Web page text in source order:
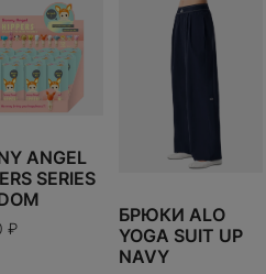
ANGEL
SERIES
₽
БРЮКИ ALO
YOGA SUIT UP
NAVY
6.5
7
8.5
10.5
12.5
будет узнать при
заказа.